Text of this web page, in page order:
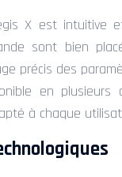
X est intuitive
sont bien
précis des
en plusieurs
à chaque